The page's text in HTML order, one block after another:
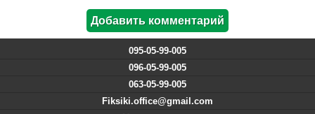
095-05-99-005
096-05-99-005
063-05-99-005
Fiksiki.office@gmail.com